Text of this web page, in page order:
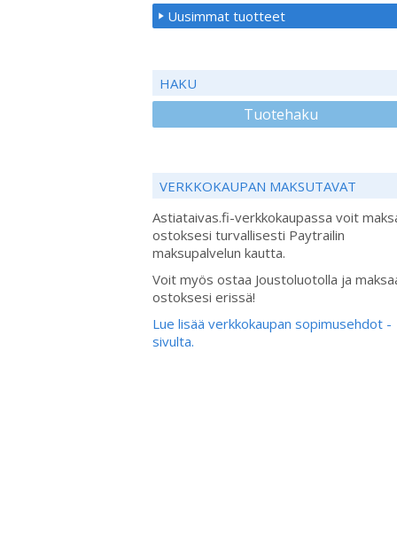
Uusimmat tuotteet
HAKU
Tuotehaku
VERKKOKAUPAN MAKSUTAVAT
Astiataivas.fi-verkkokaupassa voit
ostoksesi turvallisesti Paytrailin
maksupalvelun kautta.
Voit myös ostaa Joustoluotolla ja
ostoksesi erissä!
Lue lisää verkkokaupan sopimusehdot -
sivulta.